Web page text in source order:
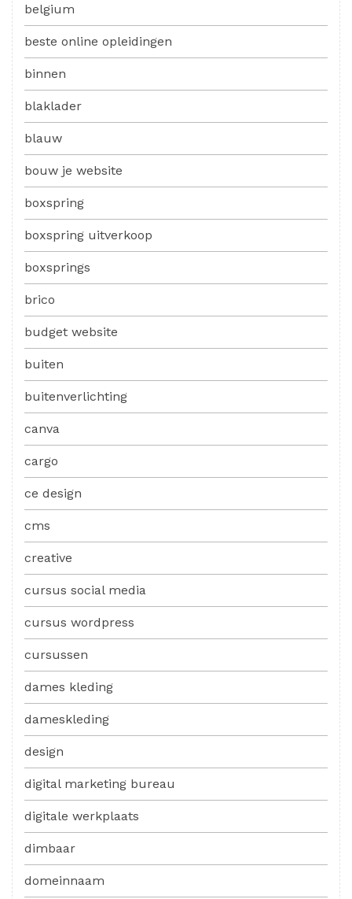
belgium
beste online opleidingen
binnen
blaklader
blauw
bouw je website
boxspring
boxspring uitverkoop
boxsprings
brico
budget website
buiten
buitenverlichting
canva
cargo
ce design
cms
creative
cursus social media
cursus wordpress
cursussen
dames kleding
dameskleding
design
digital marketing bureau
digitale werkplaats
dimbaar
domeinnaam